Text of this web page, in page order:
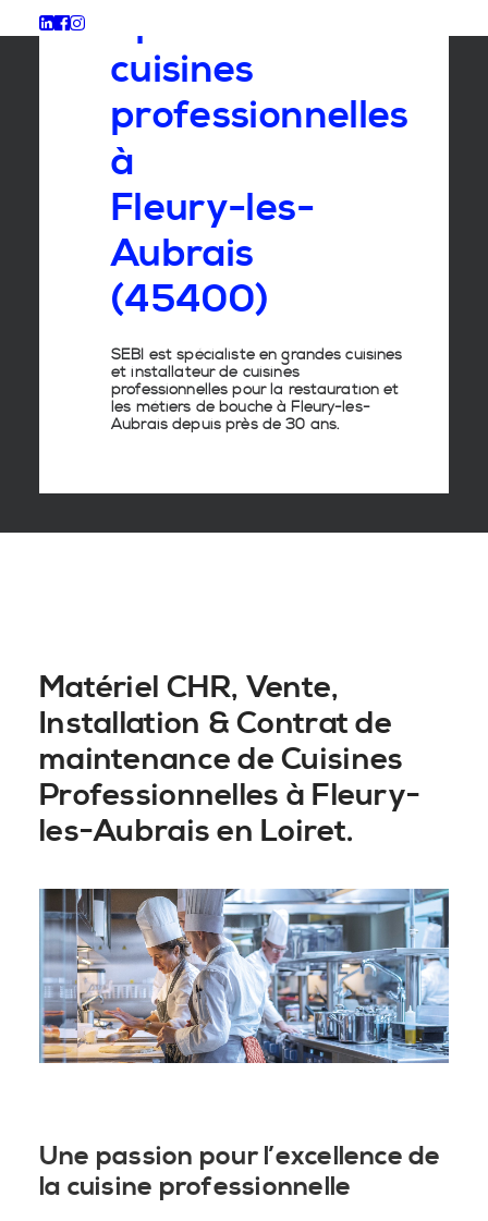
Spécialiste
cuisines
professionnelles
à
Fleury-les-
Aubrais
(45400)
SEBI est spécialiste en grandes cuisines
et installateur de cuisines
professionnelles pour la restauration et
les métiers de bouche à Fleury-les-
Aubrais depuis près de 30 ans.
Matériel CHR, Vente,
Installation & Contrat de
maintenance de Cuisines
Professionnelles à Fleury-
les-Aubrais en Loiret.
Une passion pour l’excellence de
la cuisine professionnelle